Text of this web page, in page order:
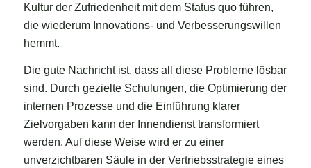
Kultur der Zufriedenheit mit dem Status quo führen,
die wiederum Innovations- und Verbesserungswillen
hemmt.
Die gute Nachricht ist, dass all diese Probleme lösbar
sind. Durch gezielte Schulungen, die Optimierung der
internen Prozesse und die Einführung klarer
Zielvorgaben kann der Innendienst transformiert
werden. Auf diese Weise wird er zu einer
unverzichtbaren Säule in der Vertriebsstrategie eines